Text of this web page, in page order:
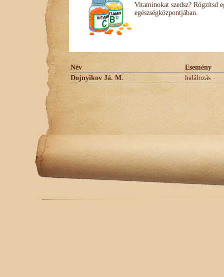
Vitaminokat szedsz? Rögzítsd
egészségközpontjában.
Név
Esemény
Dojnyikov Já. M.
halálozás